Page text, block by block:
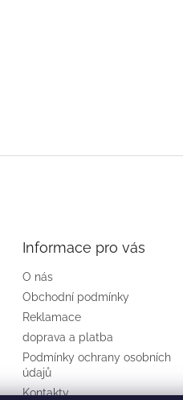
Informace pro vás
O nás
Obchodní podmínky
Reklamace
doprava a platba
Podmínky ochrany osobních
údajů
Kontakty